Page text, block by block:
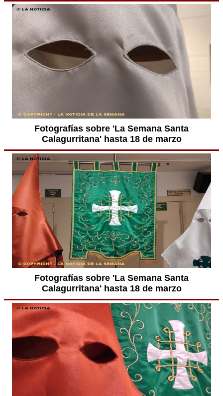
Fotografías sobre 'La Semana Santa
Calagurritana' hasta 18 de marzo
Fotografías sobre 'La Semana Santa
Calagurritana' hasta 18 de marzo